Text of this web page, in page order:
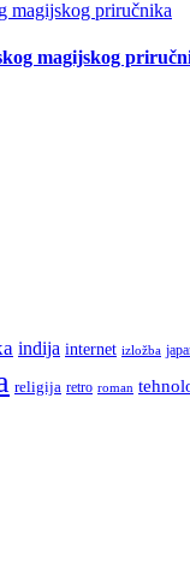
magijskog
indija internet izložba
religija retro roman